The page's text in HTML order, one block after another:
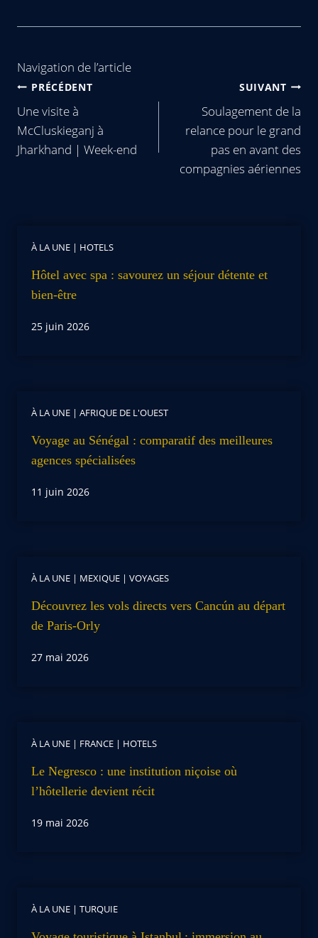
Navigation de l’article
PRÉCÉDENT
Une visite à
McCluskieganj à
Jharkhand | Week-end
SUIVANT
Soulagement de la
relance pour le grand
pas en avant des
compagnies aériennes
À LA UNE | HOTELS
Hôtel avec spa : savourez un séjour détente et
bien-être
25 juin 2026
À LA UNE | AFRIQUE DE L'OUEST
Voyage au Sénégal : comparatif des meilleures
agences spécialisées
11 juin 2026
À LA UNE | MEXIQUE | VOYAGES
Découvrez les vols directs vers Cancún au départ
de Paris-Orly
27 mai 2026
À LA UNE | FRANCE | HOTELS
Le Negresco : une institution niçoise où
l’hôtellerie devient récit
19 mai 2026
À LA UNE | TURQUIE